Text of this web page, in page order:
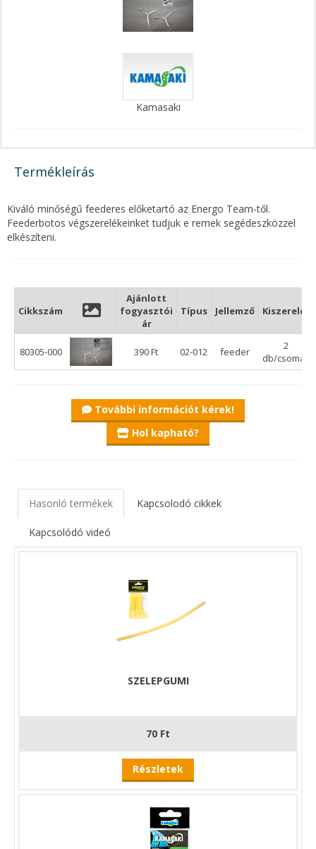
Kamasaki
Termékleírás
Kiváló minőségű feederes előketartó az Energo Team-től.
Feederbotos végszerelékeinket tudjuk e remek segédeszközzel
elkészíteni.
Cikkszám
Ajánlott
fogyasztói
ár
Típus Jellemző Kiszerelés
80305-000 390 Ft 02-012 feeder
2
db/csomag
További információt kérek!
Hol kapható?
Hasonló termékek Kapcsolodó cikkek
Kapcsolódó videó
SZELEPGUMI
70 Ft
Részletek